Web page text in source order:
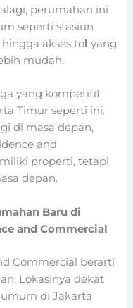
perumahan ini
seperti stasiun
akses tol yang
mudah.
yang kompetitif
Timur seperti ini.
di masa depan,
and
properti, tetapi
depan.
Baru di
and Commercial
Commercial berarti
Lokasinya dekat
di Jakarta